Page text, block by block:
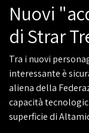
Nuovi
di Strar
Tra i nuovi
interessante è
aliena della
capacità
superficie di